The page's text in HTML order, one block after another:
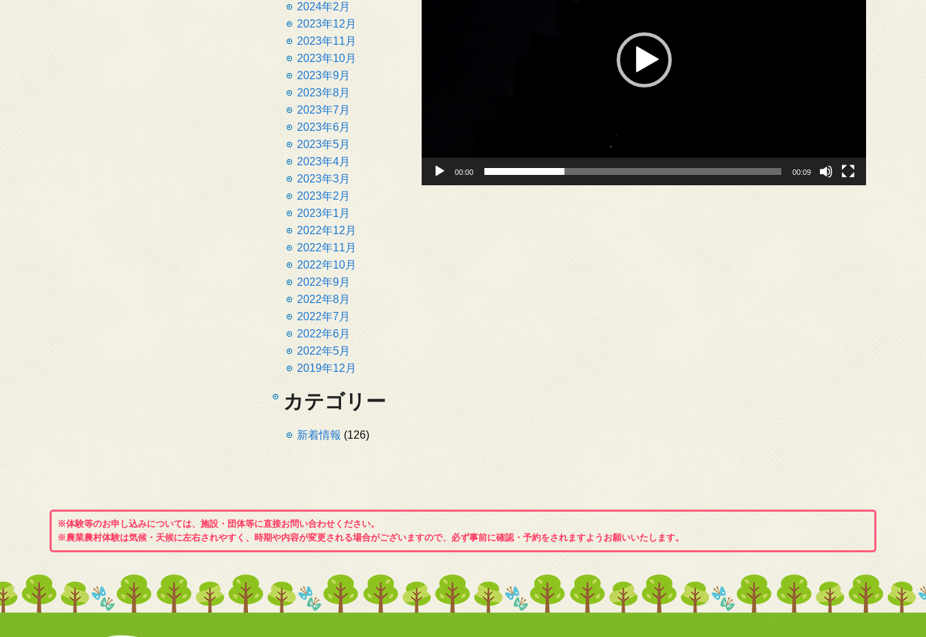
00:00 00:09
2024年2月
2023年12月
2023年11月
2023年10月
2023年9月
2023年8月
2023年7月
2023年6月
2023年5月
2023年4月
2023年3月
2023年2月
2023年1月
2022年12月
2022年11月
2022年10月
2022年9月
2022年8月
2022年7月
2022年6月
2022年5月
2019年12月
カテゴリー
新着情報 (126)
※体験等のお申し込みについては、施設・団体等に直接お問い合わせください。
※農業農村体験は気候・天候に左右されやすく、時期や内容が変更される場合がございますので、必ず事前に確認・予約をされますようお願いいたします。